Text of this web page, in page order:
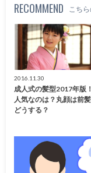
RECOMMEND こちら
2016.11.30
成人式の髪型2017年版
人気なのは？丸顔は前
どうする？